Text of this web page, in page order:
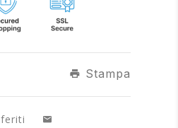
Stampa